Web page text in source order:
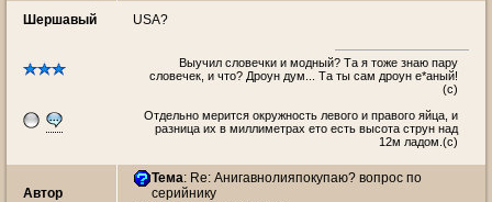
Шершавый USA?
Выучил словечки и модный? Та я тоже знаю пару
словечек, и что? Дроун дум... Та ты сам дроун е*аный!
(с)
Oтдельно мерится окружность левого и правого яйца, и
разница их в миллиметрах ето есть высота струн над
12м ладом.(c)
Автор
Тема: Re: Анигавнолияпокупаю? вопрос по
серийнику